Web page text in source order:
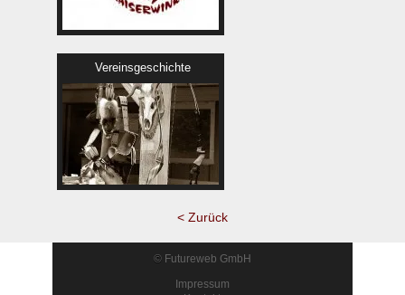
Vereinsgeschichte
< Zurück
© Futureweb GmbH
Impressum